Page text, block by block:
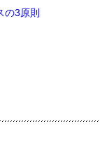
の3原則